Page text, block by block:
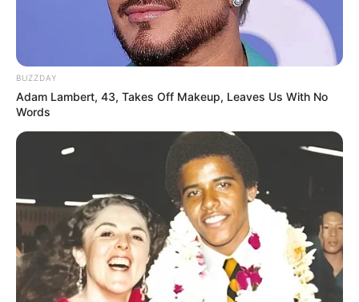
Smartphone Startseite
Suchen:
Auf einigen Seiten dieses Projektes sind Affiliate-
Angebote integriert. Wenn etwas darüber gebucht oder
gekauft wird, ist das eine Unterstützung, ohne dass sich
BUZZDAY
Adam Lambert, 43, Takes Off Makeup, Leaves Us With No
Words